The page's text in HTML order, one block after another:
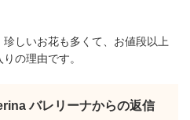
しいお花も多くて、お値段以上
の理由です。
バレリーナからの返信